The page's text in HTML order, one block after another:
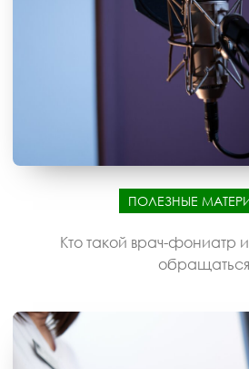
ПОЛЕЗНЫЕ
Кто такой врач-фониатр
обращаться